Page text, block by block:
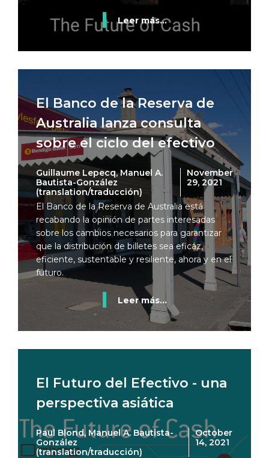
Leer más...
El Banco de la Reserva de
Australia lanza consulta
sobre el ciclo del efectivo
Guillaume Lepecq, Manuel A.
Bautista-González
(translation/traducción)
November
29, 2021
El Banco de la Reserva de Australia está
recabando la opinión de partes interesadas
sobre los cambios necesarios para garantizar
que la distribución de billetes sea eficaz,
eficiente, sustentable y resiliente, ahora y en el
futuro.
Leer más...
El Futuro del Efectivo - una
perspectiva asiática
Paul Blond, Manuel A. Bautista-
González
(translation/traducción)
October
14, 2021